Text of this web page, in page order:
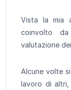
Vista la mia
coinvolto
valutazione
Alcune volte
lavoro di